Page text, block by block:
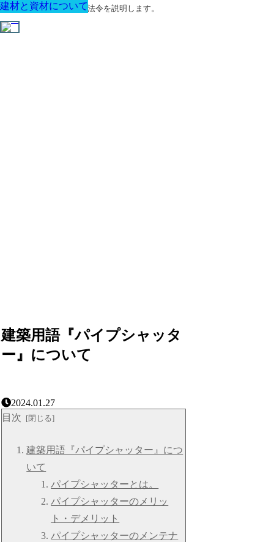
建築に関する用語と関連法令を説明します。
建築用語『パイプシャッタ
ー』について
建材と資材について
2024.01.27
目次
建築用語『パイプシャッター』につ
いて
パイプシャッターとは。
パイプシャッターのメリッ
ト・デメリット
パイプシャッターのメンテナ
建材と資材について
建材と資材について
建材と資材について
建材と資材について
建材と資材について
建材と資材について